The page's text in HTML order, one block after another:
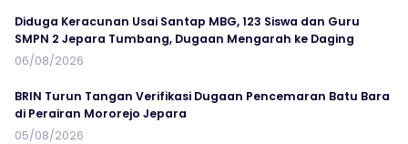
Diduga Keracunan Usai Santap MBG, 123 Siswa dan Guru
SMPN 2 Jepara Tumbang, Dugaan Mengarah ke Daging
06/08/2026
BRIN Turun Tangan Verifikasi Dugaan Pencemaran Batu Bara
di Perairan Mororejo Jepara
05/08/2026